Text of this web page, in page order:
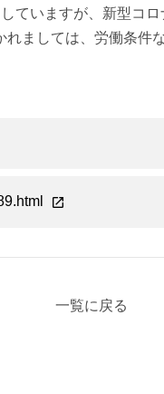
ていますが、新型コ
ましては、労働条件
一覧に戻る